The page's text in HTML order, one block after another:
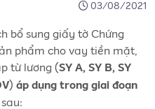
03/08/2021
bổ sung giấy tờ Chứng
phẩm cho vay tiền mặt,
từ lương (SY A, SY B, SY
) áp dụng trong giai đoạn